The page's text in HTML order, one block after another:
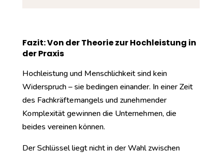
Fazit: Von der Theorie zur Hochleistung in
der Praxis
Hochleistung und Menschlichkeit sind kein
Widerspruch – sie bedingen einander. In einer Zeit
des Fachkräftemangels und zunehmender
Komplexität gewinnen die Unternehmen, die
beides vereinen können.
Der Schlüssel liegt nicht in der Wahl zwischen